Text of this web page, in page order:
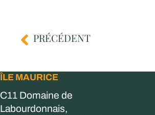
PRÉCÉDENT
ÎLE MAURICE
C11 Domaine de
Labourdonnais,